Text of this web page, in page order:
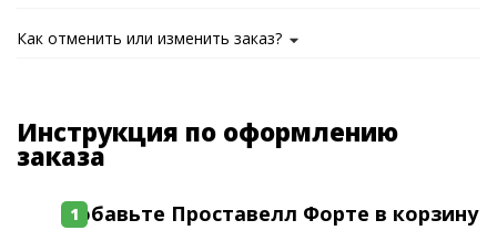
Как отменить или изменить заказ?
Инструкция по оформлению
заказа
Добавьте Проставелл Форте в корзину